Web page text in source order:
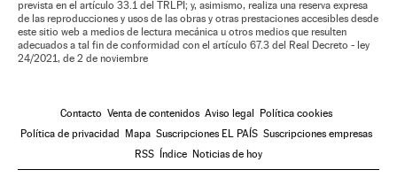
prevista en el artículo 33.1 del TRLPI; y, asimismo, realiza una reserva expresa
de las reproducciones y usos de las obras y otras prestaciones accesibles desde
este sitio web a medios de lectura mecánica u otros medios que resulten
adecuados a tal fin de conformidad con el artículo 67.3 del Real Decreto - ley
24/2021, de 2 de noviembre
Contacto Venta de contenidos Aviso legal
Política cookies
Política de privacidad
Mapa Suscripciones EL PAÍS Suscripciones empresas
RSS
Índice Noticias de hoy